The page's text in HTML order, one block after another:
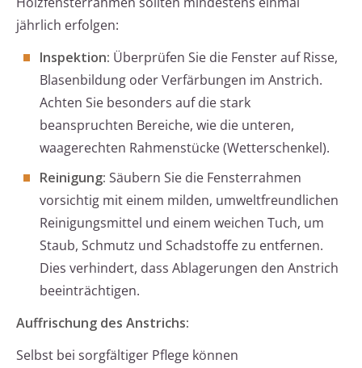
jährlich erfolgen:
Inspektion: Überprüfen Sie die Fenster auf Risse,
Blasenbildung oder Verfärbungen im Anstrich.
Achten Sie besonders auf die stark
beanspruchten Bereiche, wie die unteren,
waagerechten Rahmenstücke (Wetterschenkel).
Reinigung: Säubern Sie die Fensterrahmen
vorsichtig mit einem milden, umweltfreundlichen
Reinigungsmittel und einem weichen Tuch, um
Staub, Schmutz und Schadstoffe zu entfernen.
Dies verhindert, dass Ablagerungen den Anstrich
beeinträchtigen.
Auffrischung des Anstrichs:
Selbst bei sorgfältiger Pflege können